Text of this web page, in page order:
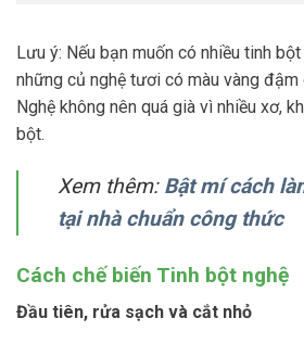
Lưu ý: Nếu bạn muốn có nhiều tinh
những củ nghệ tươi có màu vàng đậm
Nghệ không nên quá già vì nhiều xơ,
bột.
Xem thêm: Bật mí cách
tại nhà chuẩn công thức
Cách chế biến Tinh bột nghệ
Đầu tiên, rửa sạch và cắt nhỏ